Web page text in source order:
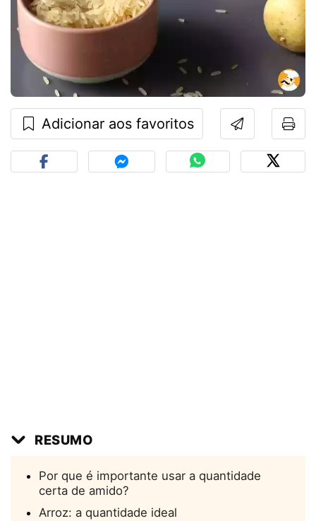
Adicionar aos favoritos
RESUMO
Por que é importante usar a quantidade
certa de amido?
Arroz: a quantidade ideal